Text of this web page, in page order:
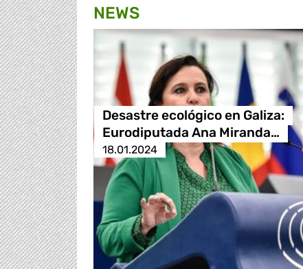
NEWS
Desastre ecológico en Galiza:
Eurodiputada Ana Miranda…
18.01.2024